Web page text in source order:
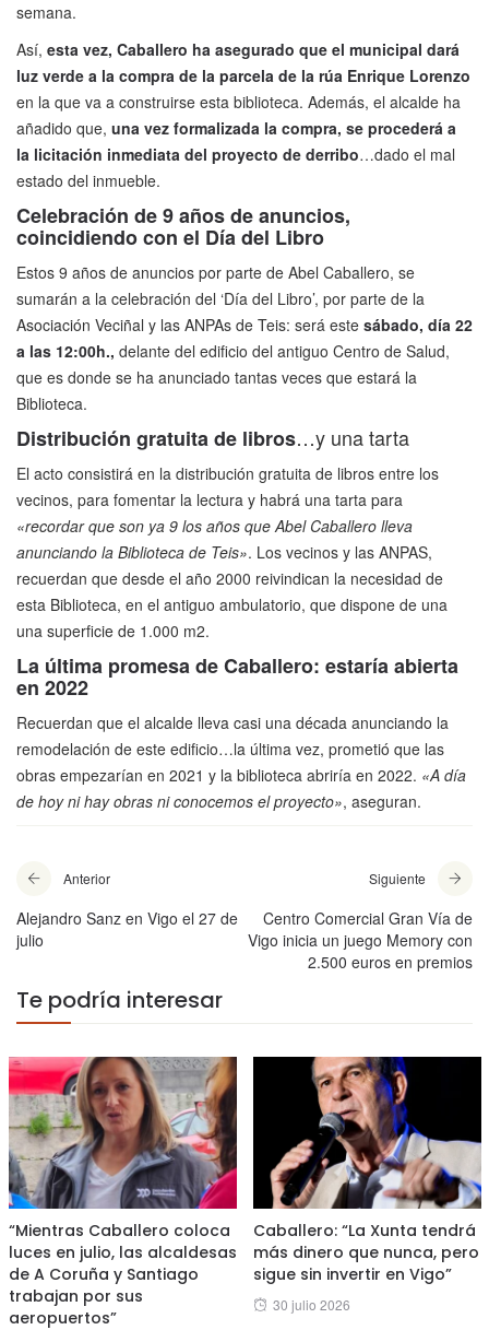
semana.
Así, esta vez, Caballero ha asegurado que el municipal dará
luz verde a la compra de la parcela de la rúa Enrique Lorenzo
en la que va a construirse esta biblioteca. Además, el alcalde ha
añadido que, una vez formalizada la compra, se procederá a
la licitación inmediata del proyecto de derribo…dado el mal
estado del inmueble.
Celebración de 9 años de anuncios,
coincidiendo con el Día del Libro
Estos 9 años de anuncios por parte de Abel Caballero, se
sumarán a la celebración del ‘Día del Libro’, por parte de la
Asociación Veciñal y las ANPAs de Teis: será este sábado, día 22
a las 12:00h., delante del edificio del antiguo Centro de Salud,
que es donde se ha anunciado tantas veces que estará la
Biblioteca.
Distribución gratuita de libros…y una tarta
El acto consistirá en la distribución gratuita de libros entre los
vecinos, para fomentar la lectura y habrá una tarta para
«recordar que son ya 9 los años que Abel Caballero lleva
anunciando la Biblioteca de Teis». Los vecinos y las ANPAS,
recuerdan que desde el año 2000 reivindican la necesidad de
esta Biblioteca, en el antiguo ambulatorio, que dispone de una
una superficie de 1.000 m2.
La última promesa de Caballero: estaría abierta
en 2022
Recuerdan que el alcalde lleva casi una década anunciando la
remodelación de este edificio…la última vez, prometió que las
obras empezarían en 2021 y la biblioteca abriría en 2022. «A día
de hoy ni hay obras ni conocemos el proyecto», aseguran.
Anterior
Alejandro Sanz en Vigo el 27 de
julio
Siguiente
Centro Comercial Gran Vía de
Vigo inicia un juego Memory con
2.500 euros en premios
Te podría interesar
“Mientras Caballero coloca
luces en julio, las alcaldesas
de A Coruña y Santiago
trabajan por sus
aeropuertos”
Caballero: “La Xunta tendrá
más dinero que nunca, pero
sigue sin invertir en Vigo”
Posted
30 julio 2026